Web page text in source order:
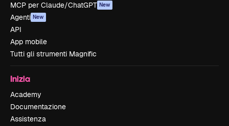
MCP per Claude/ChatGPT New
Agenti New
API
App mobile
Tutti gli strumenti Magnific
Inizia
Academy
Documentazione
Assistenza